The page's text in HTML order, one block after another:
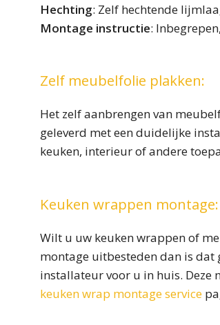
Hechting: Zelf hechtende
Montage instructie:
Zelf meubelfolie plakken:
Het zelf aanbrengen van
geleverd met een duidelijke
keuken, interieur of andere
Keuken wrappen montage:
Wilt u uw keuken wrappen of
montage uitbesteden dan is dat
installateur voor u in huis. Deze
keuken wrap montage service